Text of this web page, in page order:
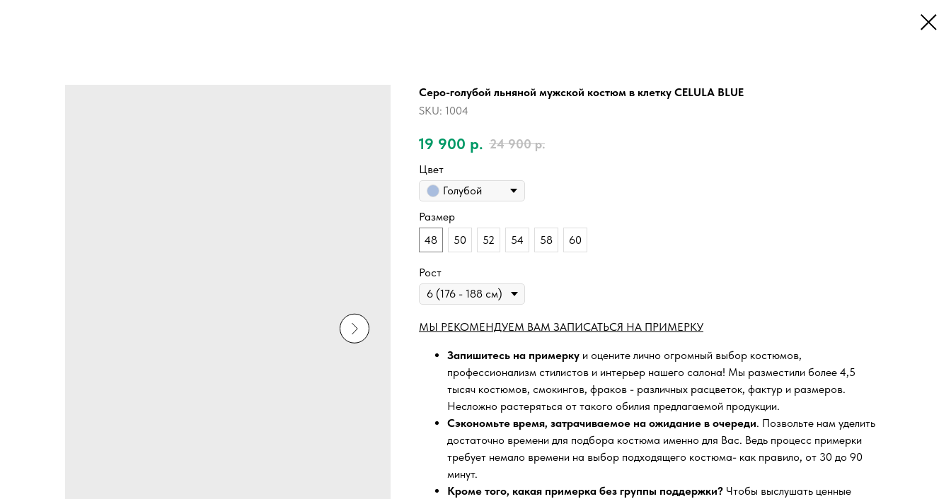
Серо-голубой льняной мужской костюм в клетку CELULA BLUE
SKU: 1004
19 900 р. 24 900 р.
Цвет
Голубой
Размер
48
50 52 54 58 60
Рост
МЫ РЕКОМЕНДУЕМ ВАМ ЗАПИСАТЬСЯ НА ПРИМЕРКУ
Запишитесь на примерку и оцените лично огромный выбор костюмов,
профессионализм стилистов и интерьер нашего салона! Мы разместили более 4,5
тысяч костюмов, смокингов, фраков - различных расцветок, фактур и размеров.
Несложно растеряться от такого обилия предлагаемой продукции.
Сэкономьте время, затрачиваемое на ожидание в очереди. Позвольте нам уделить
достаточно времени для подбора костюма именно для Вас. Ведь процесс примерки
требует немало времени на выбор подходящего костюма- как правило, от 30 до 90
минут.
Кроме того, какая примерка без группы поддержки? Чтобы выслушать ценные